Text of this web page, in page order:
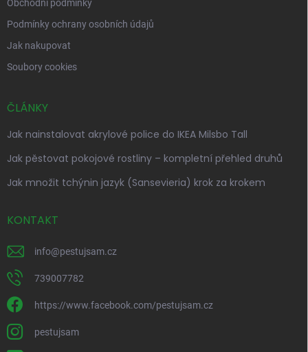
Obchodní podmínky
Podmínky ochrany osobních údajů
Jak nakupovat
Soubory cookies
ČLÁNKY
Jak nainstalovat akrylové police do IKEA Milsbo Tall
Jak pěstovat pokojové rostliny – kompletní přehled druhů
Jak množit tchýnin jazyk (Sansevieria) krok za krokem
KONTAKT
info@pestujsam.cz
739007782
https://www.facebook.com/pestujsam.cz
pestujsam